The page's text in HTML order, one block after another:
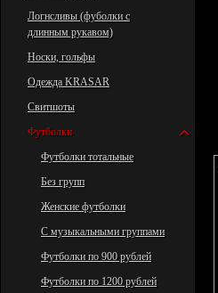
Логнсливы (фуболки с
длинным рукавом)
Носки, гольфы
Одежда KRASAR
Свитшоты
Футболки
Футболки тотальные
Без групп
Женские футболки
С музыкальными группами
Футболки по 900 рублей
Футболки по 1200 рублей